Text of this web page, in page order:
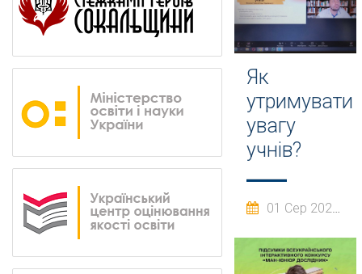
Як
утримувати
увагу
учнів?
01 Сер 2026